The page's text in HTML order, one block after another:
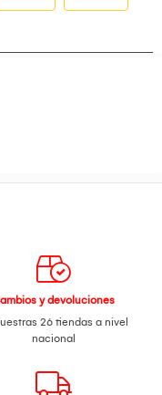
y devoluciones
26 tiendas a nivel
nacional